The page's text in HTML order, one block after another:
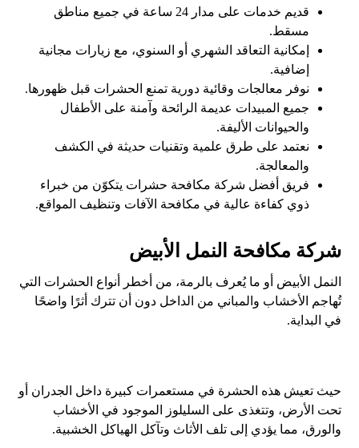
قديم خدمات على مدار 24 ساعة في جميع مناطق
مسقط.
إمكانية التعاقد الشهري أو السنوي، مع زيارات مجانية
إضافية.
نوفر معالجات وقائية دورية تمنع الحشرات قبل ظهورها.
جميع المبيدات عديمة الرائحة وآمنة على الأطفال
والحيوانات الأليفة.
نعتمد على طرق علمية وتقنيات حديثة في الكشف
والمعالجة.
فريق أفضل شركة مكافحة حشرات يتكوّن من خبراء
ذوي كفاءة عالية في مكافحة الآفات وتنظيف المواقع.
شركة مكافحة النمل الأبيض
النمل الأبيض أو ما يُعرف بالرمة، من أخطر أنواع الحشرات التي
تُهاجم الأخشاب والمباني من الداخل دون أن تترك أثرًا واضحًا
في البداية.
حيث تعيش هذه الحشرة في مستعمرات كبيرة داخل الجدران أو
تحت الأرض، وتتغذى على السليلوز الموجود في الأخشاب
والورق، مما يؤدي إلى تلف الأثاث وتآكل الهياكل الخشبية.